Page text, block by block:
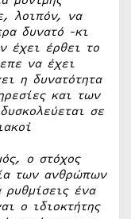
λοιπόν, να
δυνατό -κι
έχει έρθει το
να έχει
η δυνατότητα
και των
σε
ο στόχος
των ανθρώπων
ένα
ο ιδιοκτήτης